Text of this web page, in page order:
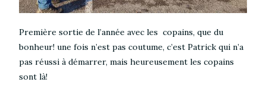
Première sortie de l’année avec les copains, que du
bonheur! une fois n’est pas coutume, c’est Patrick qui n’a
pas réussi à démarrer, mais heureusement les copains
sont là!